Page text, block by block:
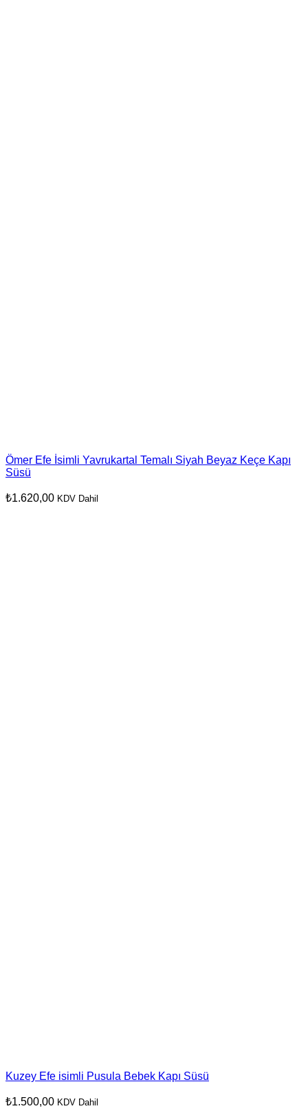
Ömer Efe İsimli Yavrukartal Temalı Siyah Beyaz Keçe Kapı
Süsü
₺1.620,00 KDV Dahil
Kuzey Efe isimli Pusula Bebek Kapı Süsü
₺1.500,00 KDV Dahil